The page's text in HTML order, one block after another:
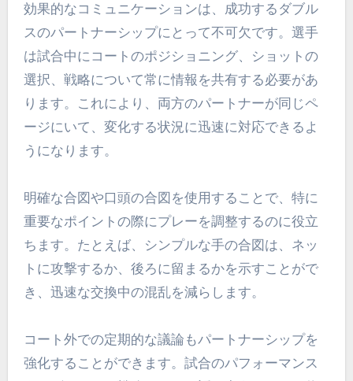
効果的なコミュニケーションは、成功するダブル
スのパートナーシップにとって不可欠です。選手
は試合中にコートのポジショニング、ショットの
選択、戦略について常に情報を共有する必要があ
ります。これにより、両方のパートナーが同じペ
ージにいて、変化する状況に迅速に対応できるよ
うになります。
明確な合図や口頭の合図を使用することで、特に
重要なポイントの際にプレーを調整するのに役立
ちます。たとえば、シンプルな手の合図は、ネッ
トに攻撃するか、後ろに留まるかを示すことがで
き、迅速な交換中の混乱を減らします。
コート外での定期的な議論もパートナーシップを
強化することができます。試合のパフォーマンス